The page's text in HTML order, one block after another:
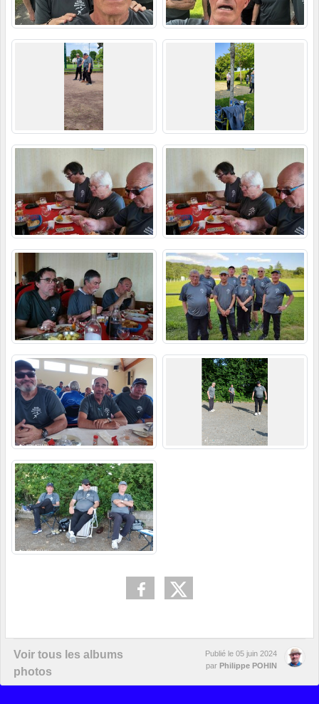
Voir tous les albums
photos
Publié le 05 juin 2024
par Philippe POHIN